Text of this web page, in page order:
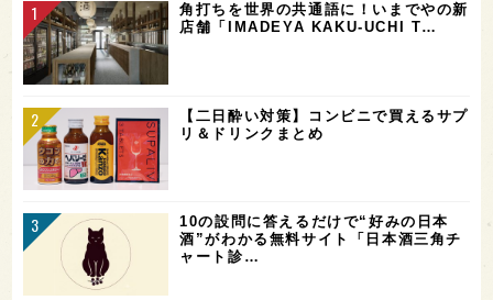
角打ちを世界の共通語に！いまでやの新
店舗「IMADEYA KAKU-UCHI T…
【二日酔い対策】コンビニで買えるサプ
リ＆ドリンクまとめ
10の設問に答えるだけで“好みの日本
酒”がわかる無料サイト「日本酒三角チ
ャート診…